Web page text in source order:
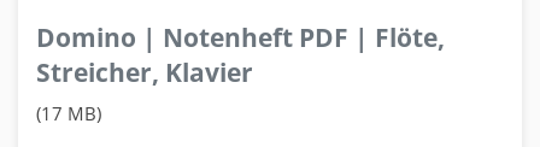
Domino | Notenheft PDF | Flöte,
Streicher, Klavier
(17 MB)